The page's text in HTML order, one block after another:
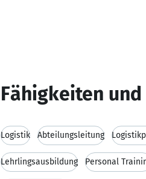
Fähigkeiten
Logistik Abteilungsleitung
Lehrlingsausbildung Personal